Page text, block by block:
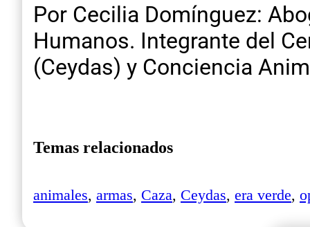
Por Cecilia Domínguez:
Humanos. Integrante del
(Ceydas) y Conciencia
Temas relacionados
animales, armas, Caza, Ceydas, era verde,